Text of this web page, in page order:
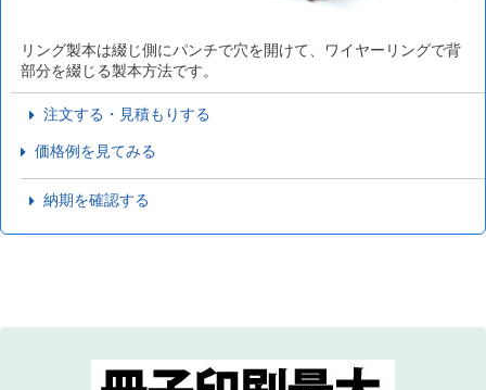
リング製本は綴じ側にパンチで穴を開けて、ワイヤーリングで背
部分を綴じる製本方法です。
注文する・見積もりする
価格例を見てみる
納期を確認する